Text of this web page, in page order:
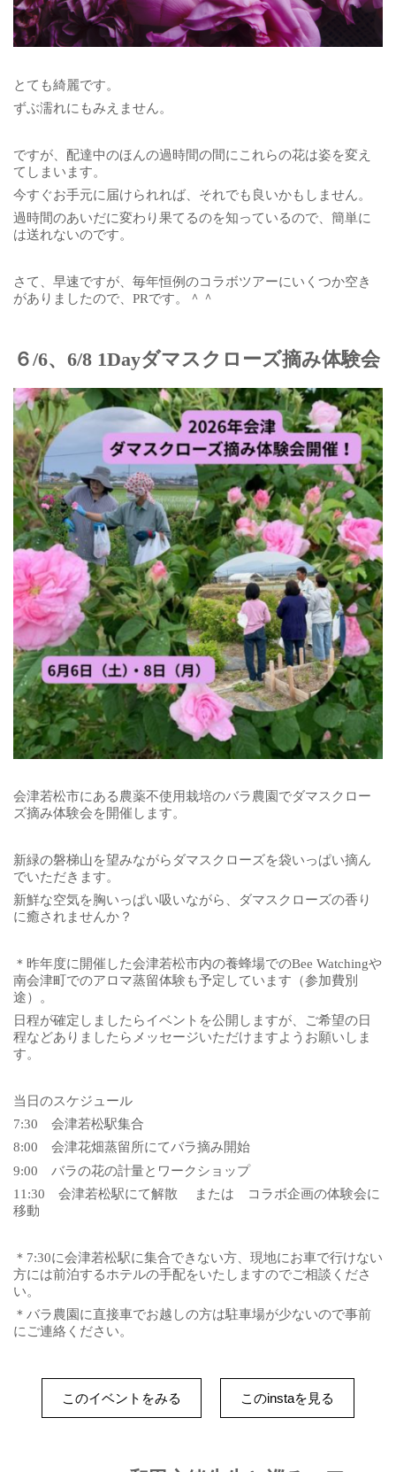
とても綺麗です。
ずぶ濡れにもみえません。
ですが、配達中のほんの過時間の間にこれらの花は姿を変え
てしまいます。
今すぐお手元に届けられれば、それでも良いかもしません。
過時間のあいだに変わり果てるのを知っているので、簡単に
は送れないのです。
さて、早速ですが、毎年恒例のコラボツアーにいくつか空き
がありましたので、PRです。＾＾
６/6、6/8 1Dayダマスクローズ摘み体験会
会津若松市にある農薬不使用栽培のバラ農園でダマスクロー
ズ摘み体験会を開催します。
新緑の磐梯山を望みながらダマスクローズを袋いっぱい摘ん
でいただきます。
新鮮な空気を胸いっぱい吸いながら、ダマスクローズの香り
に癒されませんか？
＊昨年度に開催した会津若松市内の養蜂場でのBee Watchingや
南会津町でのアロマ蒸留体験も予定しています（参加費別
途）。
日程が確定しましたらイベントを公開しますが、ご希望の日
程などありましたらメッセージいただけますようお願いしま
す。
当日のスケジュール
7:30 会津若松駅集合
8:00 会津花畑蒸留所にてバラ摘み開始
9:00 バラの花の計量とワークショップ
11:30 会津若松駅にて解散 または コラボ企画の体験会に
移動
＊7:30に会津若松駅に集合できない方、現地にお車で行けない
方には前泊するホテルの手配をいたしますのでご相談くださ
い。
＊バラ農園に直接車でお越しの方は駐車場が少ないので事前
にご連絡ください。
このイベントをみる このinstaを見る